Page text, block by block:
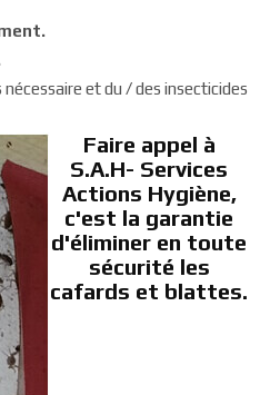
nécessaire et du / des insecticides
Faire appel à
S.A.H- Services
Actions Hygiène,
c'est la garantie
d'éliminer en toute
sécurité les
cafards et blattes.